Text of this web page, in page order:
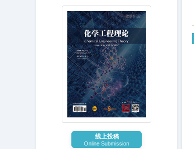
线上投稿
Online Submission